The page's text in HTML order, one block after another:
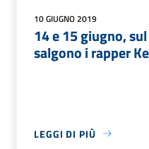
10 GIUGNO 2019
14 e 15 giugno,
salgono i rapper
LEGGI DI PIÙ